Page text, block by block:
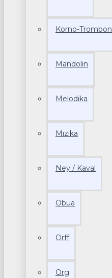
Korno-Trombon
Mandolin
Melodika
Mızıka
Ney / Kaval
Obua
Orff
Org